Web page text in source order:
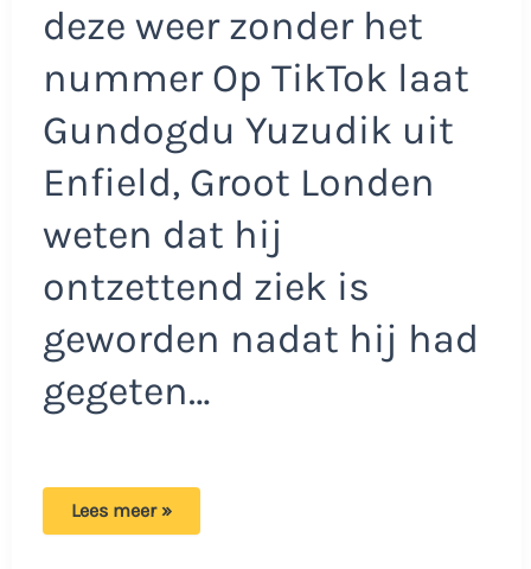
deze weer zonder het
nummer Op TikTok laat
Gundogdu Yuzudik uit
Enfield, Groot Londen
weten dat hij
ontzettend ziek is
geworden nadat hij had
gegeten…
Moslim
Lees meer »